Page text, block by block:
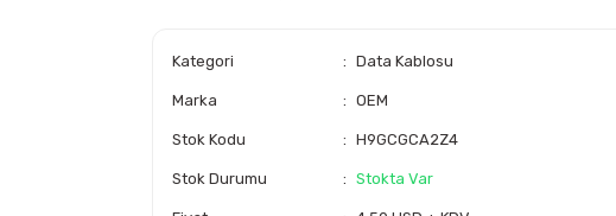
Kategori Data Kablosu
Marka OEM
Stok Kodu H9GCGCA2Z4
Stok Durumu Stokta Var